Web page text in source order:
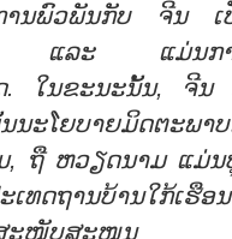
ານພົວພັນກັບ ຈີນ ເ
ແລະ ແມ່ນການ
. ໃນຂະນະນັ້ນ, ຈີນ
ນະໂຍບາຍມິດຕະພາ
, ຖື ຫວຽດນາມ ແມ່ນ
ເທດຖານບ້ານໃກ້ເຮື
ສະໜັບສະໜູນ ຫ